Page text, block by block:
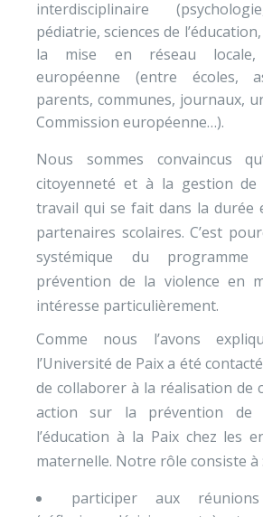
interdisciplinaire
pédiatrie, sciences de
la mise en réseau
européenne (entre écoles,
parents, communes, journaux,
Commission européenne…).
Nous sommes convaincus
citoyenneté et à la gestion
travail qui se fait dans la durée
partenaires scolaires. C’est
systémique du
prévention de la violence en
intéresse particulièrement.
Comme nous l’avons
l’Université de Paix a été
de collaborer à la réalisation de
action sur la prévention de
l’éducation à la Paix chez les
maternelle. Notre rôle consiste à :
participer aux réunions